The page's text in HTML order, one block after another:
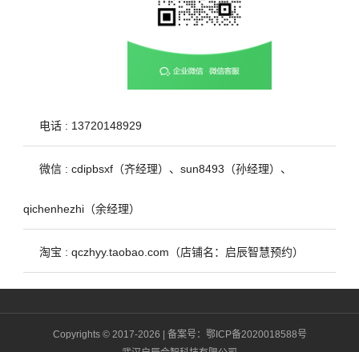
电话 : 13720148929
微信 : cdipbsxf（齐经理）、sun8493（孙经理）、
qichenhezhi（余经理）
淘宝 : qczhyy.taobao.com（店铺名：启辰智慧预约）
Copyrights © 2017-2026 | 备案号： 鄂ICP备2020018588号